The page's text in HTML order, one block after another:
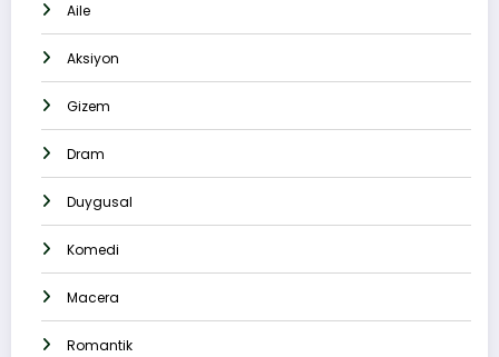
Aile
Aksiyon
Gizem
Dram
Duygusal
Komedi
Macera
Romantik